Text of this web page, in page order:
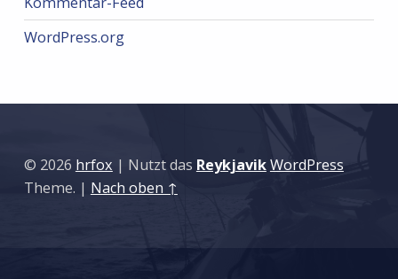
WordPress.org
© 2026 hrfox | Nutzt das ReykjavikWordPress
Theme. | Nach oben ↑